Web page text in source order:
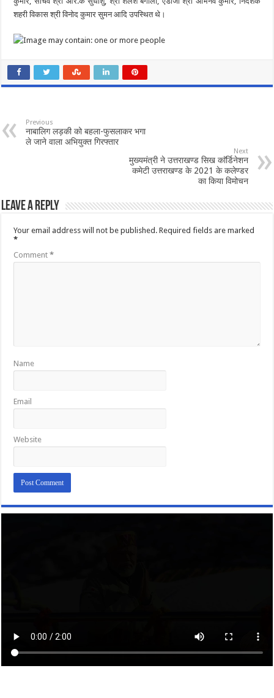
शहरी विकास श्री विनोद कुमार सुमन आदि उपस्थित थे।
Previous
नाबालिग लड़की को बहला-फुसलाकर भगा
ले जाने वाला अभियुक्त गिरफ्तार
Next
मुख्यमंत्री ने उत्तराखण्ड सिख काॅर्डिनेशन
कमेटी उत्तराखण्ड के 2021 के कलेण्डर
का किया विमोचन
Leave a Reply
Your email address will not be published. Required fields are marked
*
Comment*
Name
Email
Website